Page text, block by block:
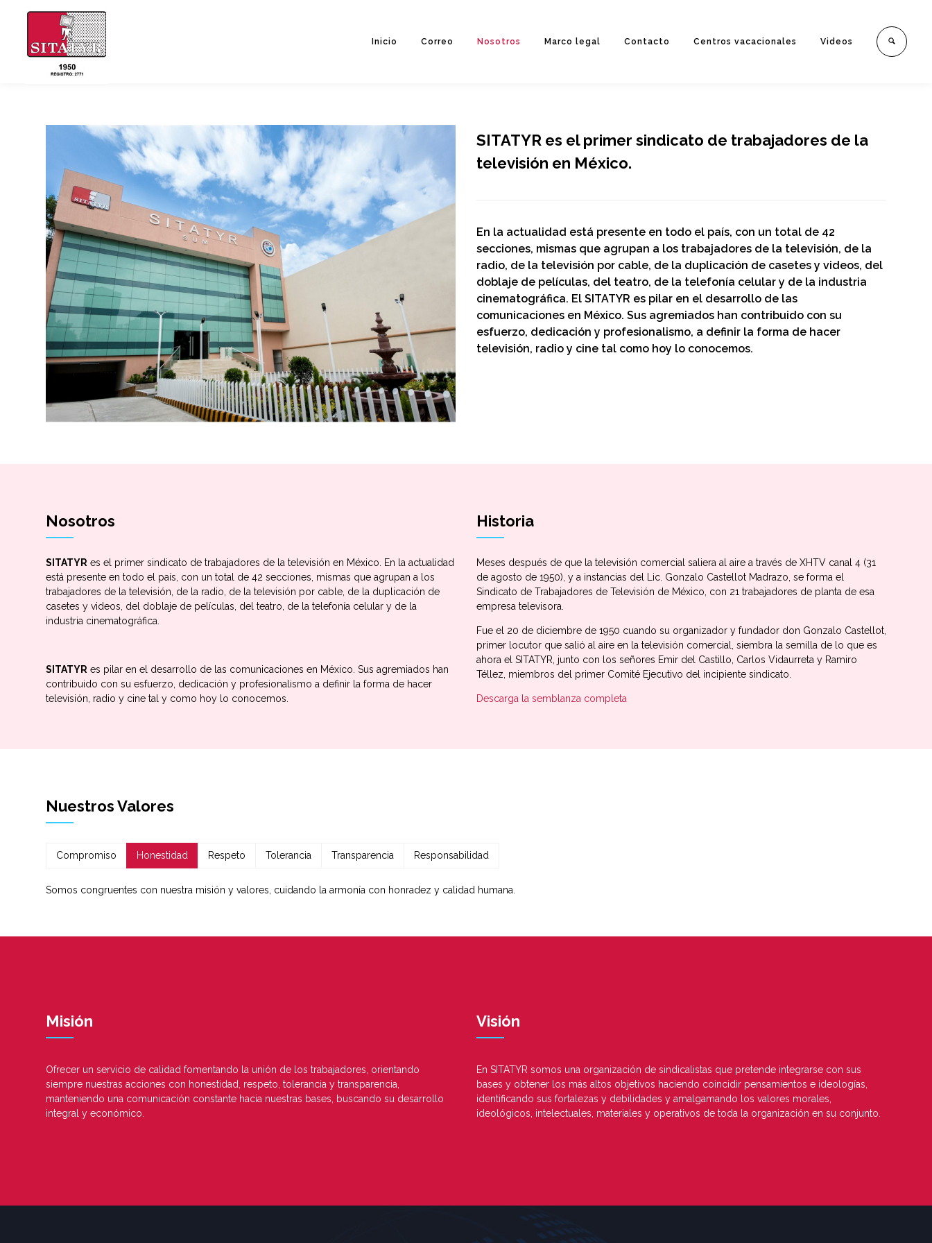
Inicio Correo Nosotros Marco legal Contacto Centros vacacionales Videos
SITATYR es el primer sindicato de trabajadores de la
televisión en México.
En la actualidad está presente en todo el país, con un total de 42
secciones, mismas que agrupan a los trabajadores de la televisión, de la
radio, de la televisión por cable, de la duplicación de casetes y videos, del
doblaje de películas, del teatro, de la telefonía celular y de la industria
cinematográfica. El SITATYR es pilar en el desarrollo de las
comunicaciones en México. Sus agremiados han contribuido con su
esfuerzo, dedicación y profesionalismo, a definir la forma de hacer
televisión, radio y cine tal como hoy lo conocemos.
Nosotros
SITATYR es el primer sindicato de trabajadores de la televisión en México. En la actualidad
está presente en todo el país, con un total de 42 secciones, mismas que agrupan a los
trabajadores de la televisión, de la radio, de la televisión por cable, de la duplicación de
casetes y videos, del doblaje de películas, del teatro, de la telefonía celular y de la
industria cinematográfica.
SITATYR es pilar en el desarrollo de las comunicaciones en México. Sus agremiados han
contribuido con su esfuerzo, dedicación y profesionalismo a definir la forma de hacer
televisión, radio y cine tal y como hoy lo conocemos.
Historia
Meses después de que la televisión comercial saliera al aire a través de XHTV canal 4 (31
de agosto de 1950), y a instancias del Lic. Gonzalo Castellot Madrazo, se forma el
Sindicato de Trabajadores de Televisión de México, con 21 trabajadores de planta de esa
empresa televisora.
Fue el 20 de diciembre de 1950 cuando su organizador y fundador don Gonzalo Castellot,
primer locutor que salió al aire en la televisión comercial, siembra la semilla de lo que es
ahora el SITATYR, junto con los señores Emir del Castillo, Carlos Vidaurreta y Ramiro
Téllez, miembros del primer Comité Ejecutivo del incipiente sindicato.
Descarga la semblanza completa
Nuestros Valores
Compromiso Honestidad Respeto Tolerancia Transparencia Responsabilidad
Somos congruentes con nuestra misión y valores, cuidando la armonía con honradez y calidad humana.
Misión
Ofrecer un servicio de calidad fomentando la unión de los trabajadores, orientando
siempre nuestras acciones con honestidad, respeto, tolerancia y transparencia,
manteniendo una comunicación constante hacia nuestras bases, buscando su desarrollo
integral y económico.
Visión
En SITATYR somos una organización de sindicalistas que pretende integrarse con sus
bases y obtener los más altos objetivos haciendo coincidir pensamientos e ideologías,
identificando sus fortalezas y debilidades y amalgamando los valores morales,
ideológicos, intelectuales, materiales y operativos de toda la organización en su conjunto.